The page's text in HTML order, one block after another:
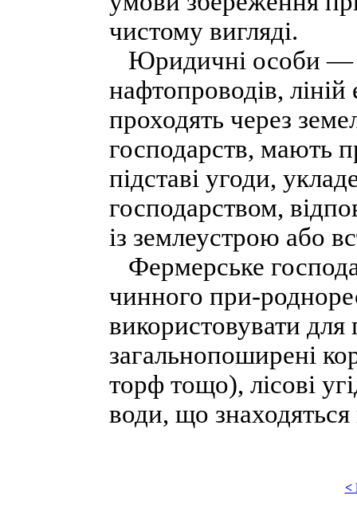
чистому вигляді.
Юридичні особи —
нафтопроводів,
проходять через
господарств, мають
підставі угоди,
господарством,
із землеустрою або
Фермерське
чинного при-
використовувати для
загальнопоширені
торф тощо), лісові
води, що знаходяться
<